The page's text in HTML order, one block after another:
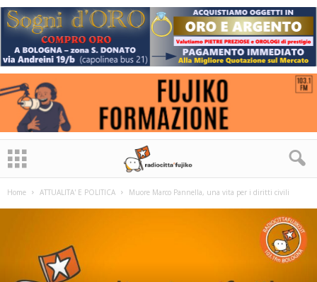
Home ATTUALITA' E POLITICA Muore Marco Pannella, una vita per i diritti civili